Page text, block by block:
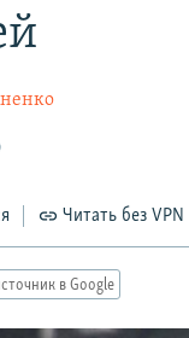
Читать без VPN
в Google